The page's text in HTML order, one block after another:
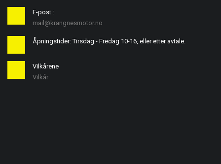
E-post :
mail@krangnesmotor.no
Åpningstider: Tirsdag - Fredag 10-16, eller etter avtale.
Vilkårene
Vilkår